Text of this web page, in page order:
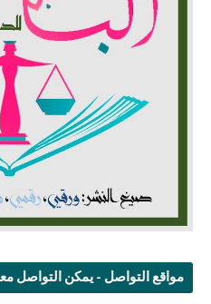
مواقع التواصل - يمكن التواصل